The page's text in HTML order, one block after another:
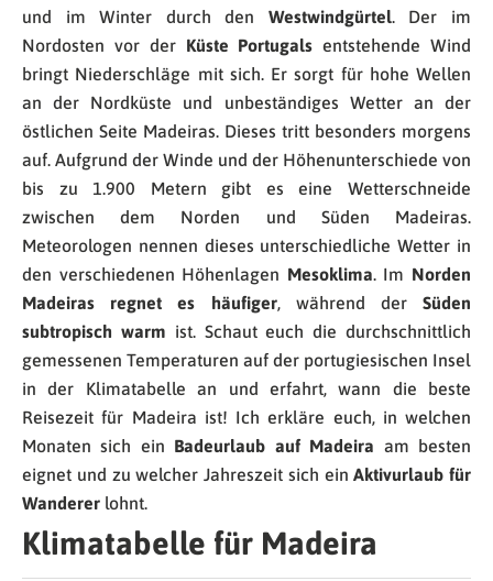
und im Winter durch den Westwindgürtel. Der im
Nordosten vor derKüste Portugals entstehende Wind
bringt Niederschläge mit sich. Er sorgt für hohe Wellen
an der Nordküste und unbeständiges Wetter an der
östlichen Seite Madeiras. Dieses tritt besonders morgens
auf. Aufgrund der Winde und der Höhenunterschiede von
bis zu 1.900 Metern gibt es eine Wetterschneide
zwischen dem Norden und Süden Madeiras.
Meteorologen nennen dieses unterschiedliche Wetter in
den verschiedenen Höhenlagen Mesoklima. Im Norden
Madeiras regnet es häufiger, während der Süden
subtropisch warm ist. Schaut euch die durchschnittlich
gemessenen Temperaturen auf der portugiesischen Insel
in der Klimatabelle an und erfahrt, wann die beste
Reisezeit für Madeira ist! Ich erkläre euch, in welchen
Monaten sich ein Badeurlaub auf Madeira am besten
eignet und zu welcher Jahreszeit sich ein Aktivurlaub für
Wanderer lohnt.
Klimatabelle für Madeira